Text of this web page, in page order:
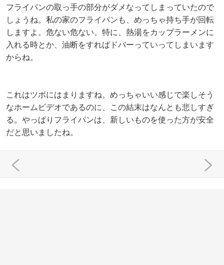
フライパンの取っ手の部分がダメなってしまっていたので
しょうね。私の家のフライパンも、めっちゃ持ち手が回転
しますよ。危ない危ない。特に、熱湯をカップラーメンに
入れる時とか、油断をすればドバーっていってしまいます
からね。
これはツボにはまりますね。めっちゃいい感じで楽しそう
なホームビデオであるのに、この結末はなんとも悲しすぎ
る。やっぱりフライパンは、新しいものを使った方が安全
だと思いましたね。